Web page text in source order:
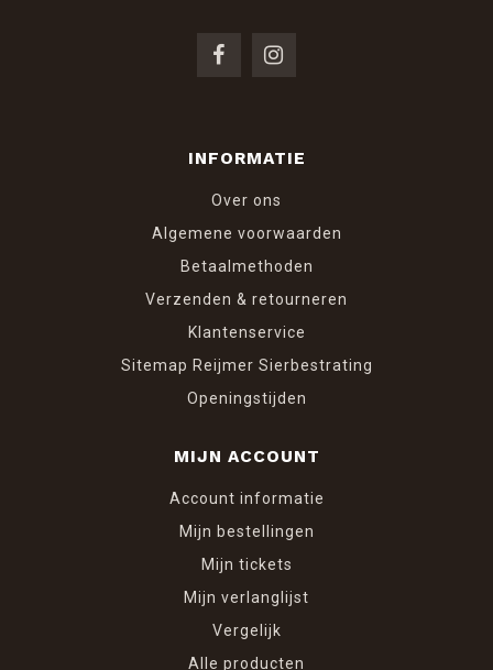
INFORMATIE
Over ons
Algemene voorwaarden
Betaalmethoden
Verzenden & retourneren
Klantenservice
Sitemap Reijmer Sierbestrating
Openingstijden
MIJN ACCOUNT
Account informatie
Mijn bestellingen
Mijn tickets
Mijn verlanglijst
Vergelijk
Alle producten